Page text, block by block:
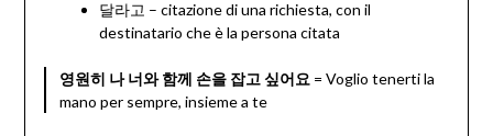
달라고 – citazione di una richiesta, con il
destinatario che è la persona citata
영원히 나 너와 함께 손을 잡고 싶어요 = Voglio tenerti la
mano per sempre, insieme a te